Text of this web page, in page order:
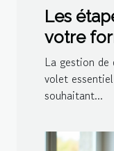
Les
votre
de débit
La gestion de
volet
souhaitant...